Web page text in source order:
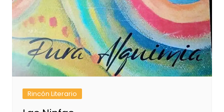
Rincón Literario